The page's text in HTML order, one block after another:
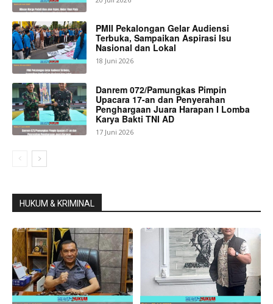
PMII Pekalongan Gelar Audiensi
Terbuka, Sampaikan Aspirasi Isu
Nasional dan Lokal
18 Juni 2026
Danrem 072/Pamungkas Pimpin
Upacara 17-an dan Penyerahan
Penghargaan Juara Harapan I Lomba
Karya Bakti TNI AD
17 Juni 2026
HUKUM & KRIMINAL